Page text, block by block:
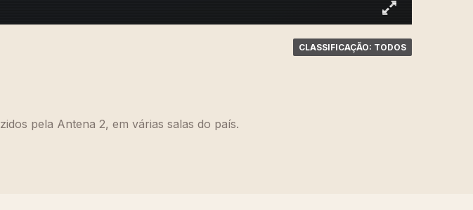
CLASSIFICAÇÃO: TODOS
pela Antena 2, em várias salas do país.